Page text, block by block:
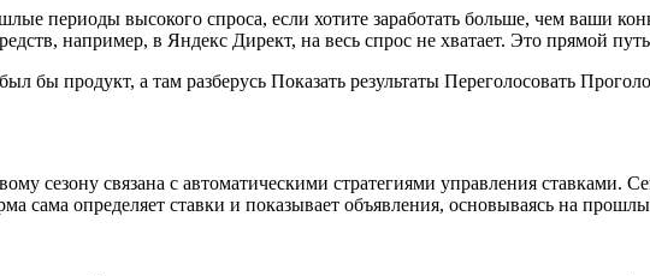
периоды высокого спроса, если хотите заработать больше, чем ваши
например, в Яндекс Директ, на весь спрос не хватает. Это прямой
бы продукт, а там разберусь Показать результаты Переголосовать
сезону связана с автоматическими стратегиями управления ставками.
сама определяет ставки и показывает объявления, основываясь на